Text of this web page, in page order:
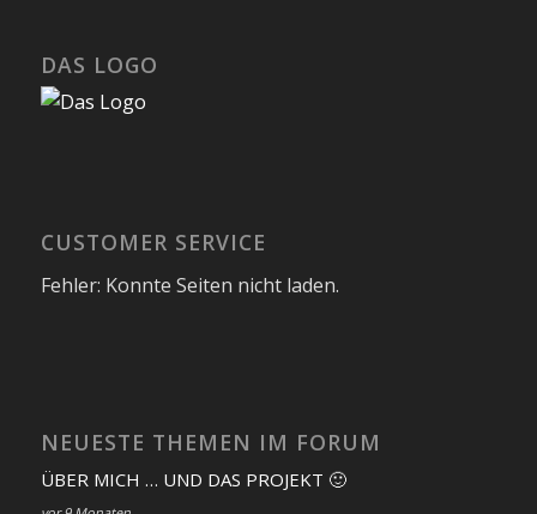
DAS LOGO
CUSTOMER SERVICE
Fehler: Konnte Seiten nicht laden.
NEUESTE THEMEN IM FORUM
ÜBER MICH … UND DAS PROJEKT 🙂